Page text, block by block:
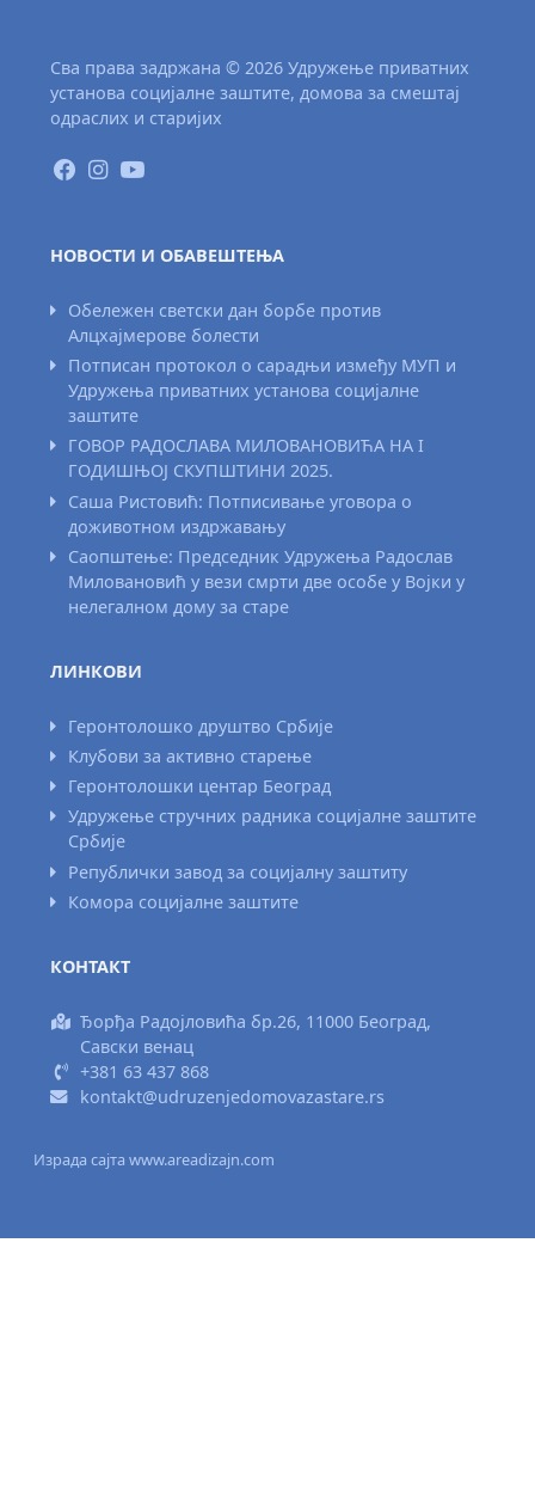
Сва права задржана © 2026 Удружење приватних
установа социјалне заштите, домова за смештај
одраслих и старијих
НОВОСТИ И ОБАВЕШТЕЊА
Обележен светски дан борбе против
Алцхајмерове болести
Потписан протокол о сарадњи између МУП и
Удружења приватних установа социјалне
заштите
ГОВОР РАДОСЛАВА МИЛОВАНОВИЋА НА I
ГОДИШЊОЈ СКУПШТИНИ 2025.
Саша Ристовић: Потписивање уговора о
доживотном издржавању
Саопштење: Председник Удружења Радослав
Миловановић у вези смрти две особе у Војки у
нелегалном дому за старе
ЛИНКОВИ
Геронтолошко друштво Србије
Клубови за активно старење
Геронтолошки центар Београд
Удружење стручних радника социјалне заштите
Србије
Републички завод за социјалну заштиту
Комора социјалне заштите
КОНТАКТ
Ђорђа Радојловића бр.26, 11000 Београд,
Савски венац
+381 63 437 868
kontakt@udruzenjedomovazastare.rs
Израда сајта www.areadizajn.com